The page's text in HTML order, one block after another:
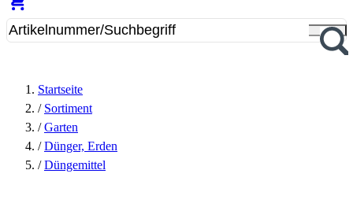
Startseite
/ Sortiment
/ Garten
/ Dünger, Erden
/ Düngemittel